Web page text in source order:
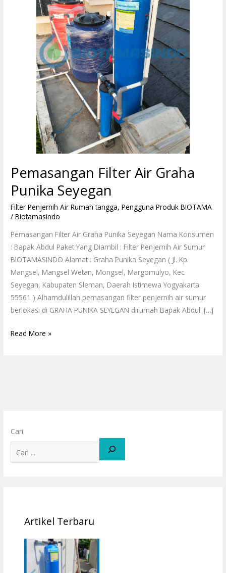
Pemasangan Filter Air Graha
Punika Seyegan
Filter Penjernih Air Rumah tangga,Pengguna Produk BIOTAMA
/Biotamasindo
Pemasangan Filter Air Graha Punika Seyegan Nama Konsumen
: Bapak Abdul Paket Yang Diambil : Filter Penjernih Air Sumur
BIOTAMASINDO Alamat : Graha Punika Seyegan ( Jl. Kp.
Mangsel, Mangsel Wetan, Mongsel, Margomulyo, Kec.
Seyegan, Kabupaten Sleman, Daerah Istimewa Yogyakarta
55561 ) Alhamdulillah pemasangan filter penjernih air sumur
berlokasi di GRAHA PUNIKA SEYEGAN dirumah Bapak Abdul. […]
Seyegan
Read More »
Cari
Artikel Terbaru